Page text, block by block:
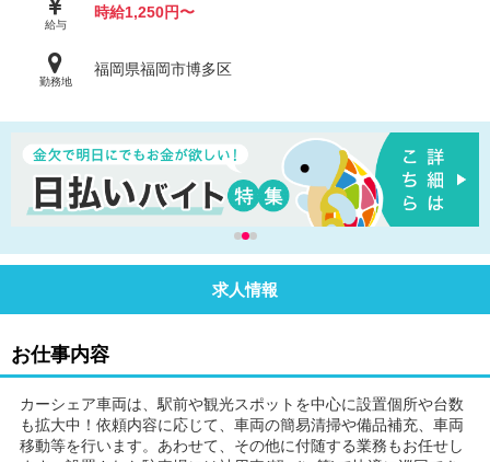
給与
時給1,250円〜
勤務地
福岡県福岡市博多区
求人情報
お仕事内容
カーシェア車両は、駅前や観光スポットを中心に設置個所や台数
も拡大中！依頼内容に応じて、車両の簡易清掃や備品補充、車両
移動等を行います。あわせて、その他に付随する業務もお任せし